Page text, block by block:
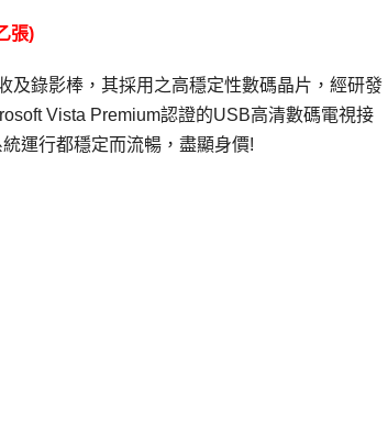
張)
及錄影棒，其採用之高穩定性數碼晶片，經研發
Vista Premium認證的USB高清數碼電視接
運行都穩定而流暢，盡顯身價!